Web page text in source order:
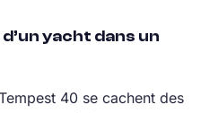
yacht dans un
40 se cachent des